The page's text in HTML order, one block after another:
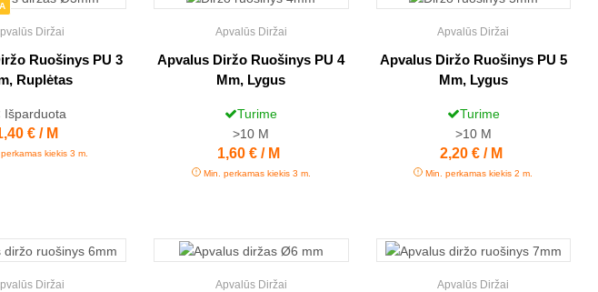
Diržai
Ruošinys PU 3
Ruplėtas
Išparduota
€ / M
perkamas kiekis 3 m.
Apvalūs Diržai
Apvalus Diržo Ruošinys PU 4
Mm, Lygus
Turime
>10 M
Kaina
1,60 € / M
Min. perkamas kiekis 3 m.
Apvalūs Diržai
Apvalus Diržo Ruošinys PU 5
Mm, Lygus
Turime
>10 M
Kaina
2,20 € / M
Min. perkamas kiekis 2 m.
Diržai Apvalūs Diržai Apvalūs Diržai